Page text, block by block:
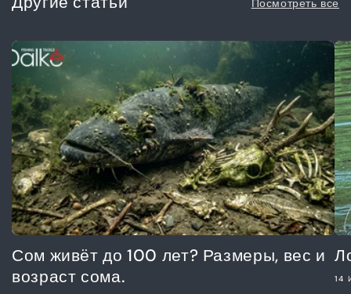
Посмотреть все
Сом живёт до 100 лет? Размеры, вес и
возраст сома.
14